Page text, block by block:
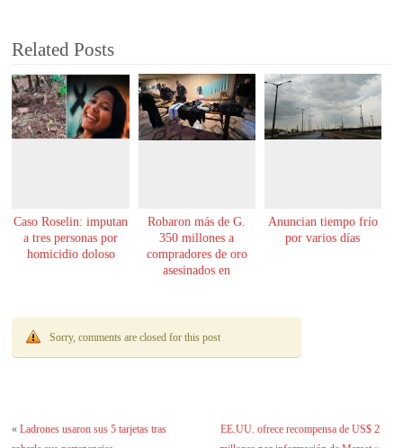
Related Posts
Caso Roselin: imputan
a tres personas por
homicidio doloso
Robaron más de G.
350 millones a
compradores de oro
asesinados en
Anuncian tiempo frío
por varios días
Sorry, comments are closed for this post
«Ladrones usaron sus 5 tarjetas tras
EE.UU. ofrece recompensa de US$ 2